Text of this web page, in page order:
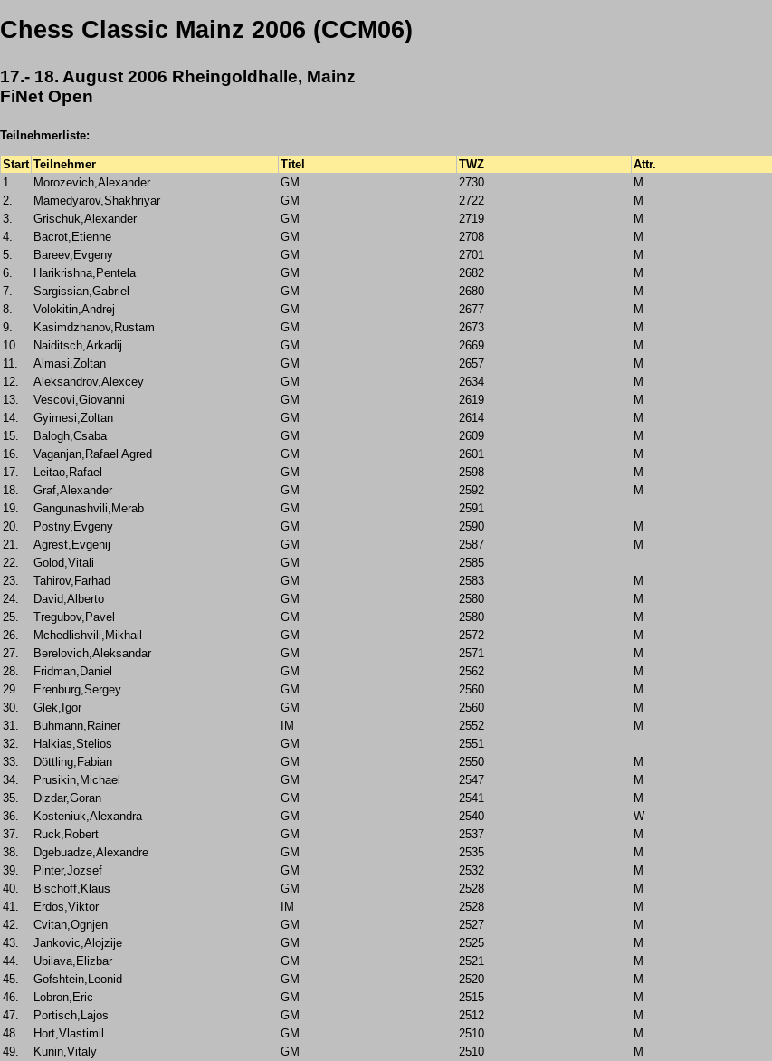
Chess Classic Mainz 2006 (CCM06)
17.- 18. August 2006 Rheingoldhalle, Mainz
FiNet Open
Teilnehmerliste:
Start Teilnehmer Titel TWZ Attr.
1.
Morozevich,Alexander GM 2730 M
2.
Mamedyarov,Shakhriyar GM 2722 M
3.
Grischuk,Alexander GM 2719 M
4.
Bacrot,Etienne GM 2708 M
5.
Bareev,Evgeny GM 2701 M
6.
Harikrishna,Pentela GM 2682 M
7.
Sargissian,Gabriel GM 2680 M
8.
Volokitin,Andrej GM 2677 M
9.
Kasimdzhanov,Rustam GM 2673 M
10.
Naiditsch,Arkadij GM 2669 M
11.
Almasi,Zoltan GM 2657 M
12.
Aleksandrov,Alexcey GM 2634 M
13.
Vescovi,Giovanni GM 2619 M
14.
Gyimesi,Zoltan GM 2614 M
15.
Balogh,Csaba GM 2609 M
16.
Vaganjan,Rafael Agred GM 2601 M
17.
Leitao,Rafael GM 2598 M
18.
Graf,Alexander GM 2592 M
19.
Gangunashvili,Merab GM 2591
20.
Postny,Evgeny GM 2590 M
21.
Agrest,Evgenij GM 2587 M
22.
Golod,Vitali GM 2585
23.
Tahirov,Farhad GM 2583 M
24.
David,Alberto GM 2580 M
25.
Tregubov,Pavel GM 2580 M
26.
Mchedlishvili,Mikhail GM 2572 M
27.
Berelovich,Aleksandar GM 2571 M
28.
Fridman,Daniel GM 2562 M
29.
Erenburg,Sergey GM 2560 M
30.
Glek,Igor GM 2560 M
31.
Buhmann,Rainer IM 2552 M
32.
Halkias,Stelios GM 2551
33.
Döttling,Fabian GM 2550 M
34.
Prusikin,Michael GM 2547 M
35.
Dizdar,Goran GM 2541 M
36.
Kosteniuk,Alexandra GM 2540 W
37.
Ruck,Robert GM 2537 M
38.
Dgebuadze,Alexandre GM 2535 M
39.
Pinter,Jozsef GM 2532 M
40.
Bischoff,Klaus GM 2528 M
41.
Erdos,Viktor IM 2528 M
42.
Cvitan,Ognjen GM 2527 M
43.
Jankovic,Alojzije GM 2525 M
44.
Ubilava,Elizbar GM 2521 M
45.
Gofshtein,Leonid GM 2520 M
46.
Lobron,Eric GM 2515 M
47.
Portisch,Lajos GM 2512 M
48.
Hort,Vlastimil GM 2510 M
49.
Kunin,Vitaly GM 2510 M